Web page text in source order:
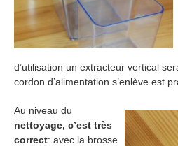
d’utilisation un extracteur vertical
cordon d’alimentation s’enlève est
Au niveau du
nettoyage, c’est très
correct: avec la brosse